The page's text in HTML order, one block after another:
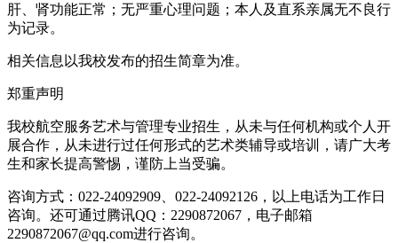
肝、肾功能正常；无严重心理问题；本人及直系亲属无不良行
为记录。
相关信息以我校发布的招生简章为准。
郑重声明
我校航空服务艺术与管理专业招生，从未与任何机构或个人开
展合作，从未进行过任何形式的艺术类辅导或培训，请广大考
生和家长提高警惕，谨防上当受骗。
咨询方式：022-24092909、022-24092126，以上电话为工作日
咨询。还可通过腾讯QQ：2290872067，电子邮箱
2290872067@qq.com进行咨询。